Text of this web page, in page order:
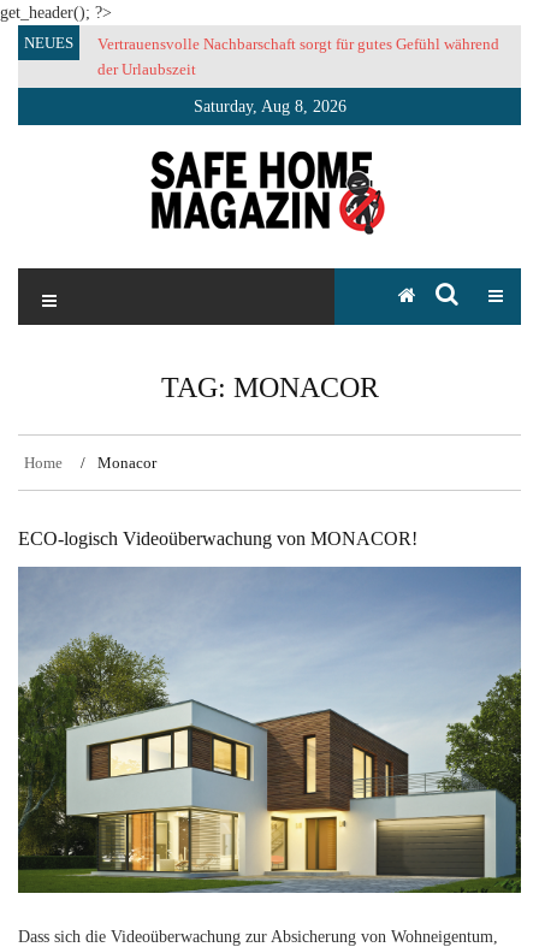
get_header(); ?>
Skip
content
NEUES
Vertrauensvolle Nachbarschaft sorgt für gutes Gefühl während
der Urlaubszeit
Saturday, Aug 8, 2026
SAFE HOME Magazin
TAG: MONACOR
Home Monacor
ECO-logisch Videoüberwachung von MONACOR!
Dass sich die Videoüberwachung zur Absicherung von Wohneigentum,